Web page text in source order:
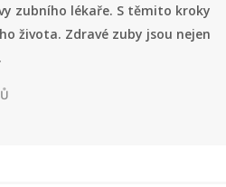
zubního lékaře. S těmito kroky
života. Zdravé zuby jsou nejen